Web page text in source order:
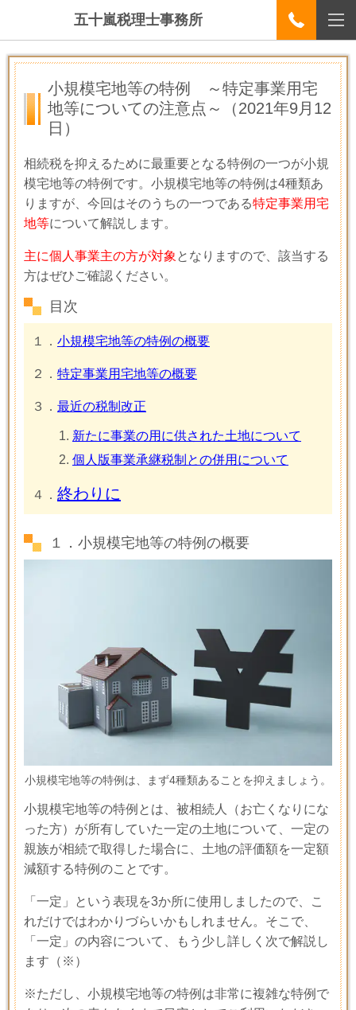
五十嵐税理士事務所
小規模宅地等の特例 ～特定事業用宅
地等についての注意点～
（2021年9月12
日）
相続税を抑えるために最重要となる特例の一つが小規
模宅地等の特例です。小規模宅地等の特例は4種類あ
りますが、今回はそのうちの一つである特定事業用宅
地等について解説します。
主に個人事業主の方が対象 となりますので、該当する
方はぜひご確認ください。
目次
１． 小規模宅地等の特例の概要
２． 特定事業用宅地等の概要
３． 最近の税制改正
新たに事業の用に供された土地について
個人版事業承継税制との併用について
４． 終わりに
１．小規模宅地等の特例の概要
小規模宅地等の特例は、まず4種類あることを抑えましょう。
小規模宅地等の特例とは、被相続人（お亡くなりにな
った方）が所有していた一定の土地について、一定の
親族が相続で取得した場合に、土地の評価額を一定額
減額する特例のことです。
「一定」という表現を3か所に使用しましたので、こ
れだけではわかりづらいかもしれません。そこで、
「一定」の内容について、もう少し詳しく次で解説し
ます （※）
※ただし、小規模宅地等の特例は非常に複雑な特例で